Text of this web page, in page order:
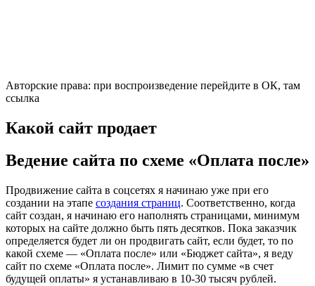
Авторские права: при воспроизведение перейдите в ОК, там
ссылка
Какой сайт продает
Ведение сайта по схеме «Оплата после»
Продвижение сайта в соцсетях я начинаю уже при его
создании на этапе создания страниц. Соответственно, когда
сайт создан, я начинаю его наполнять страницами, минимум
которых на сайте должно быть пять десятков. Пока заказчик
определяется будет ли он продвигать сайт, если будет, то по
какой схеме — «Оплата после» или «Бюджет сайта», я веду
сайт по схеме «Оплата после». Лимит по сумме «в счет
будущей оплаты» я устанавливаю в 10-30 тысяч рублей.